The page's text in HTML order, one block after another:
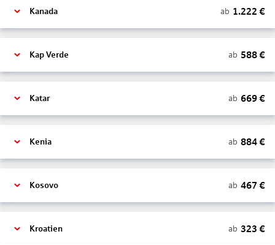
Kanada ab 1.222 €
Kap Verde ab 588€
Katar ab 669€
Kenia ab 884€
Kosovo ab 467 €
Kroatien ab 323 €